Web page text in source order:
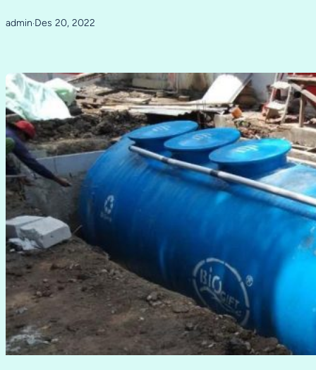
admin·Des 20, 2022